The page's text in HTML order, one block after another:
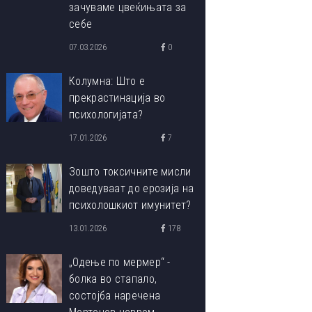
зачуваме цвеќињата за
себе
07.03.2026 0
Колумна: Што е
прекрастинација во
психологијата?
17.01.2026 7
Зошто токсичните мисли
доведуваат до ерозија на
психолошкиот имунитет?
13.01.2026 178
„Одење по мермер“ -
болка во стапало,
состојба наречена